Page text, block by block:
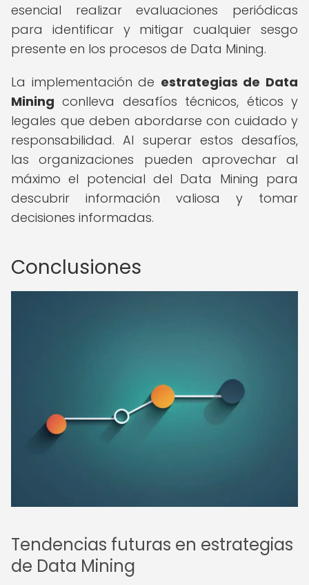
esencial realizar evaluaciones periódicas
para identificar y mitigar cualquier sesgo
presente en los procesos de Data Mining.
La implementación de estrategias de Data
Mining conlleva desafíos técnicos, éticos y
legales que deben abordarse con cuidado y
responsabilidad. Al superar estos desafíos,
las organizaciones pueden aprovechar al
máximo el potencial del Data Mining para
descubrir información valiosa y tomar
decisiones informadas.
Conclusiones
Tendencias futuras en estrategias
de Data Mining